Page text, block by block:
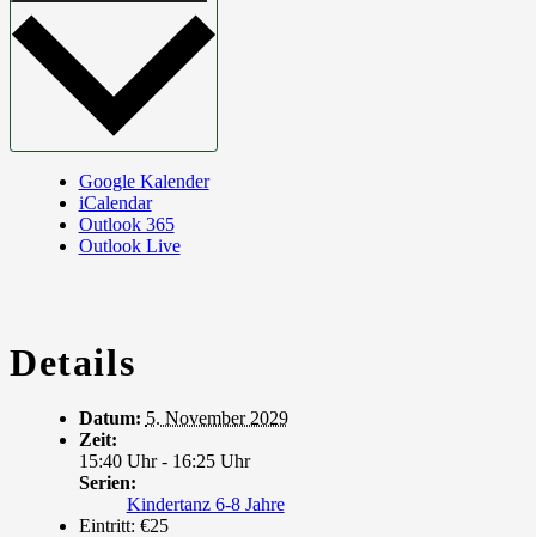
Google Kalender
iCalendar
Outlook 365
Outlook Live
Details
Datum: 5. November 2029
Zeit:
15:40 Uhr - 16:25 Uhr
Serien:
Kindertanz 6-8 Jahre
Eintritt: €25